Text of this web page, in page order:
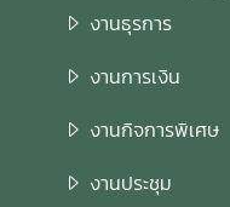
งานธุร
งานกา
งานกิจกา
งานปร